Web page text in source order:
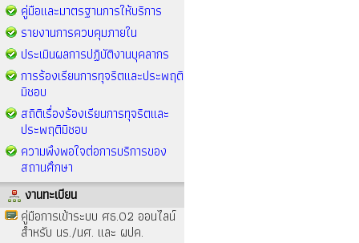
คู่มือและมาตรฐานการให้บริการ
รายงานการควบคุมภายใน
ประเมินผลการปฏิบัติงานบุคลากร
การร้องเรียนการทุจริตและประพฤติ
มิชอบ
สถิติเรื่องร้องเรียนการทุจริตและ
ประพฤติมิชอบ
ความพึงพอใจต่อการบริการของ
สถานศึกษา
งานทะเบียน
คู่มือการเข้าระบบ ศธ.02 ออนไลน์
สำหรับ นร./นศ. และ ผปค.